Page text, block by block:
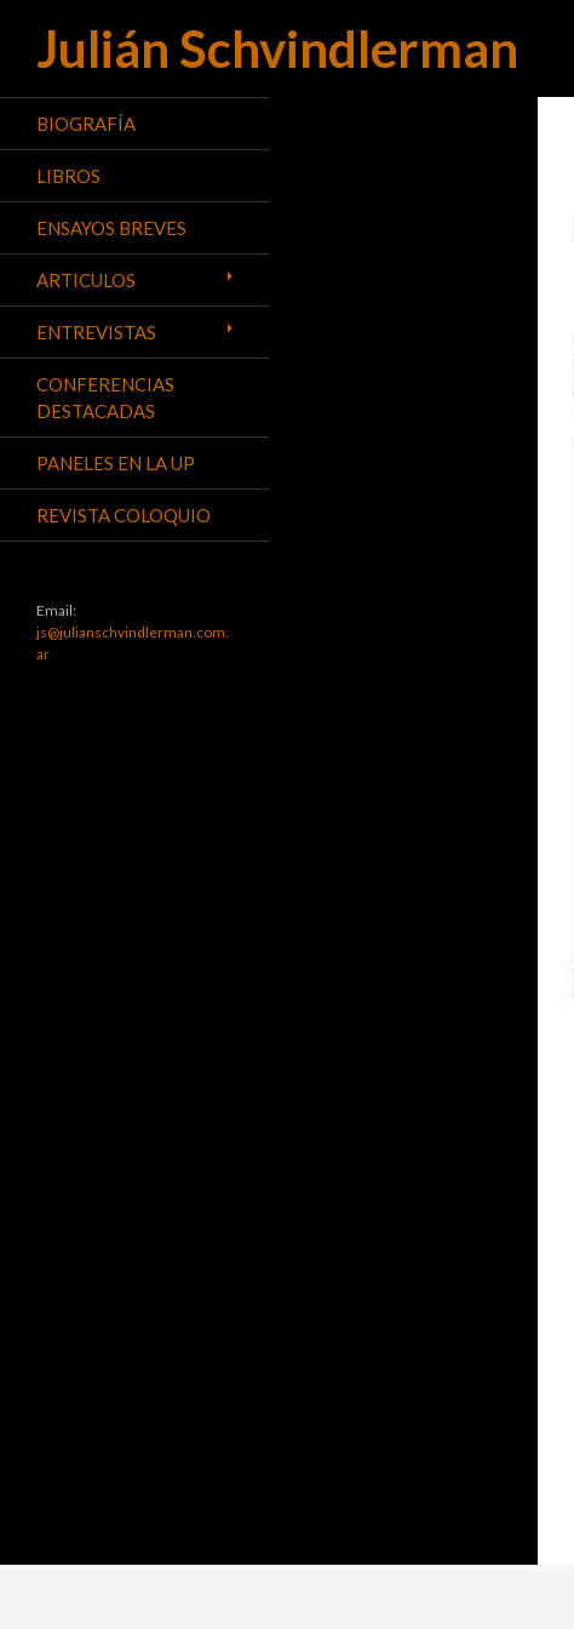
Julián Schvindlerman
Buscar
BIOGRAFÍA
LIBROS
ENSAYOS BREVES
ARTICULOS
ENTREVISTAS
CONFERENCIAS
DESTACADAS
PANELES EN LA UP
REVISTA COLOQUIO
Email:
js@julianschvindlerman.com.
ar